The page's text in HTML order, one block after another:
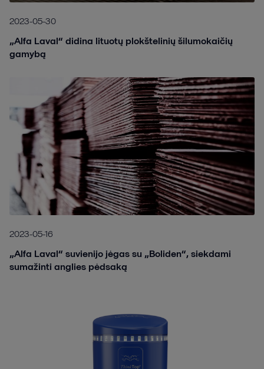
2023-05-30
„Alfa Laval“ didina lituotų plokštelinių šilumokaičių
gamybą
2023-05-16
„Alfa Laval“ suvienijo jėgas su „Boliden“, siekdami
sumažinti anglies pėdsaką